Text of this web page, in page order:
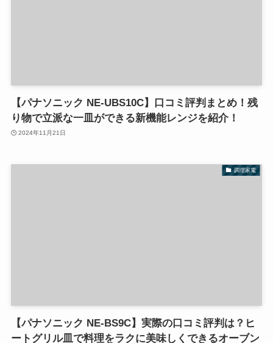
【パナソニック NE-UBS10C】口コミ評判まとめ！残
り物で立派な一皿ができる新機能レンジを紹介！
2024年11月21日
調理家電
【パナソニック NE-BS9C】実際の口コミ評判は？ヒ
ートグリル皿で料理をラクに美味しくできるオーブン